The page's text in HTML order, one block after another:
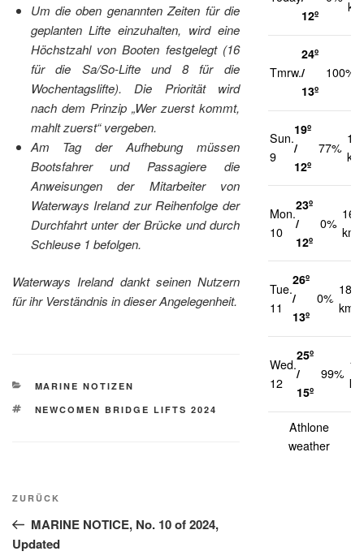
Um die oben genannten Zeiten für die
geplanten Lifte einzuhalten, wird eine
Höchstzahl von Booten festgelegt (16
für die Sa/So-Lifte und 8 für die
Wochentagslifte). Die Priorität wird
nach dem Prinzip „Wer zuerst kommt,
mahlt zuerst“ vergeben.
Am Tag der Aufhebung müssen
Bootsfahrer und Passagiere die
Anweisungen der Mitarbeiter von
Waterways Ireland zur Reihenfolge der
Durchfahrt unter der Brücke und durch
Schleuse 1 befolgen.
Waterways Ireland dankt seinen Nutzern
für ihr Verständnis in dieser Angelegenheit.
KATEGORIEN
MARINE NOTIZEN
SCHLAGWÖRTER
NEWCOMEN BRIDGE LIFTS 2024
Beitragsnavigation
Vorheriger
Beitrag
ZURÜCK
MARINE NOTICE, No. 10 of 2024,
Updated
12º
Tmrw.
24º
/
13º
100%
Sun.
9
19º
/
12º
77%
17
Mon.
10
23º
/
12º
0%
16
km/
Tue.
11
26º
/
13º
0%
18
km/h
Wed.
12
25º
/
15º
99%
14
Athlone
weather